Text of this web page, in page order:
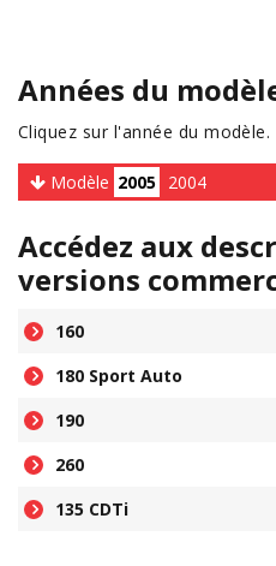
Années du
Cliquez sur l'année du modèle.
Modèle 2005 2004
Accédez aux
versions
160
180 Sport Auto
190
260
135 CDTi